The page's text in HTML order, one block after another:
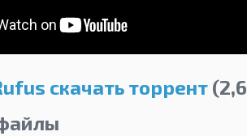
скачать торрент